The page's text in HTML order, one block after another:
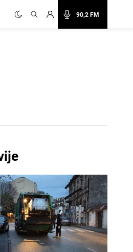
90,2 FM